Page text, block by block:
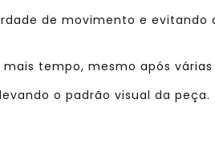
de movimento e evitando
tempo, mesmo após várias
o padrão visual da peça.